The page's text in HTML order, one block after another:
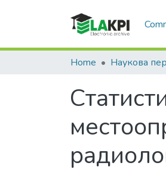
Home Наукова